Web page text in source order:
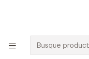
🚀 ¡Despachamos a todo
$100.000 y a RM sobre
Inicio Juegos de